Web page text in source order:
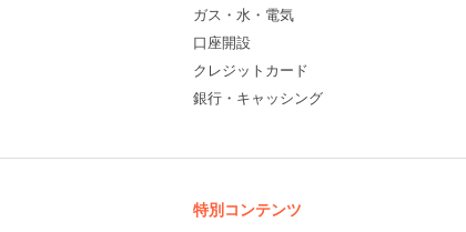
ガス・水・電気
口座開設
クレジットカード
銀行・キャッシング
特別コンテンツ